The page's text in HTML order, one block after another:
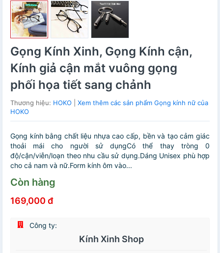
Gọng Kính Xinh, Gọng Kính cận,
Kính giả cận mắt vuông gọng
phối họa tiết sang chảnh
Thương hiệu: HOKO
Xem thêm các sản phẩm Gọng kính nữ của
HOKO
Gọng kính bằng chất liệu nhựa cao cấp, bền và tạo cảm giác
thoải mái cho người sử dụngCó thể thay tròng 0
độ/cận/viễn/loạn theo nhu cầu sử dụng.Dáng Unisex phù hợp
cho cả nam và nữ.Form kính ôm vào...
Còn hàng
169,000 đ
Công ty:
Kính Xinh Shop